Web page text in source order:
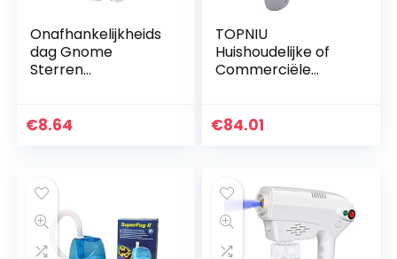
Onafhankelijkheids
dag Gnome
Sterren
Scandinavische
€8.64
TOPNIU
Huishoudelijke of
Commerciële
Sterilisator,
Blauw Licht
Desinfectie
Spuitpistool (Kleur:
Standaard)
€84.01